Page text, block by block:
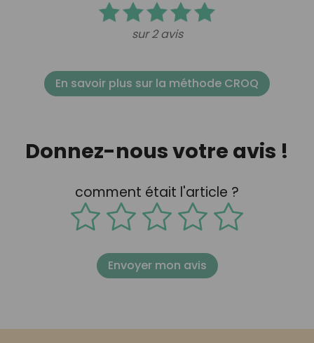
sur 2 avis
En savoir plus sur la méthode CROQ
Donnez-nous votre avis !
comment était l'article ?
Envoyer mon avis